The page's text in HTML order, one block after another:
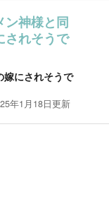
ン神様と同
されそうで
嫁にされそうで
年1月18日更新